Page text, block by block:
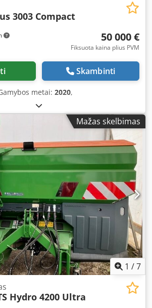
3003 Compact
50 000 €
Fiksuota kaina plius PVM
Skambinti
metai: 2020,
Mažas skelbimas
1 /7
Hydro 4200 Ultra